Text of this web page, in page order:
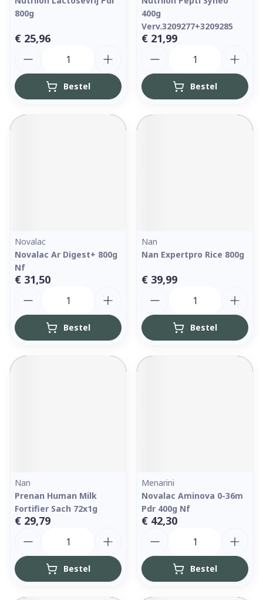
800g
€ 25,96
Bestel
400g
Verv.3209277+3209285
€ 21,99
Bestel
Novalac
Novalac Ar Digest+ 800g
Nf
€ 31,50
Bestel
Nan
Nan Expertpro Rice 800g
€ 39,99
Bestel
Nan
Prenan Human Milk
Fortifier Sach 72x1g
€ 29,79
Bestel
Menarini
Novalac Aminova 0-36m
Pdr 400g Nf
€ 42,30
Bestel